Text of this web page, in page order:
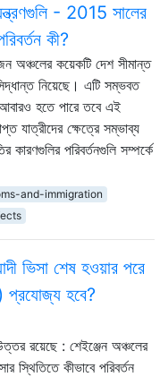
- 2015 সালের
কী?
অঞ্চলের কয়েকটি দেশ সীমান্ত
নিয়েছে। এটি সম্ভবত
হতে পারে তবে এই
যাত্রীদের ক্ষেত্রে সম্ভাব্য
কারণগুলির পরিবর্তনগুলি সম্পর্কে
and-immigration
ভিসা শেষ হওয়ার পরে
প্রযোজ্য হবে?
রয়েছে : শেইঞ্জেন অঞ্চলের
স্থিতিতে কীভাবে পরিবর্তন